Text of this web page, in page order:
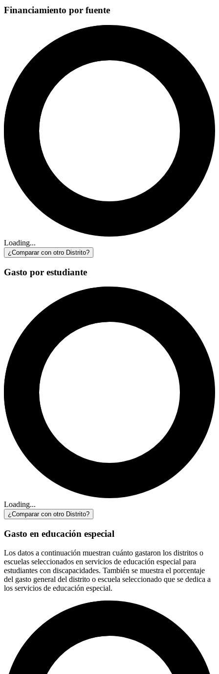
Financiamiento por fuente
Loading...
¿Comparar con otro Distrito?
Gasto por estudiante
Loading...
¿Comparar con otro Distrito?
Gasto en educación especial
Los datos a continuación muestran cuánto gastaron los distritos o
escuelas seleccionados en servicios de educación especial para
estudiantes con discapacidades. También se muestra el porcentaje
del gasto general del distrito o escuela seleccionado que se dedica a
los servicios de educación especial.